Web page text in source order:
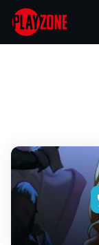
Přejít
hlavnímu